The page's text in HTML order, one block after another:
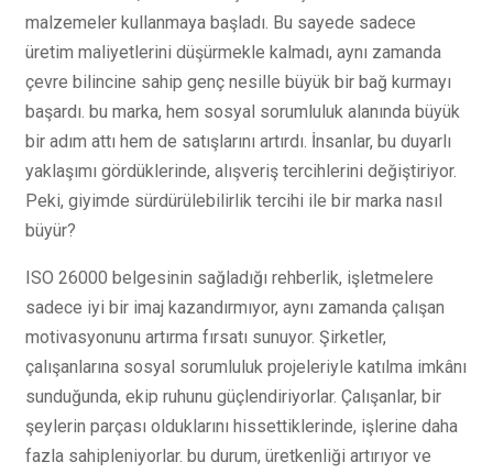
malzemeler kullanmaya başladı. Bu sayede sadece
üretim maliyetlerini düşürmekle kalmadı, aynı zamanda
çevre bilincine sahip genç nesille büyük bir bağ kurmayı
başardı. bu marka, hem sosyal sorumluluk alanında büyük
bir adım attı hem de satışlarını artırdı. İnsanlar, bu duyarlı
yaklaşımı gördüklerinde, alışveriş tercihlerini değiştiriyor.
Peki, giyimde sürdürülebilirlik tercihi ile bir marka nasıl
büyür?
ISO 26000 belgesinin sağladığı rehberlik, işletmelere
sadece iyi bir imaj kazandırmıyor, aynı zamanda çalışan
motivasyonunu artırma fırsatı sunuyor. Şirketler,
çalışanlarına sosyal sorumluluk projeleriyle katılma imkânı
sunduğunda, ekip ruhunu güçlendiriyorlar. Çalışanlar, bir
şeylerin parçası olduklarını hissettiklerinde, işlerine daha
fazla sahipleniyorlar. bu durum, üretkenliği artırıyor ve